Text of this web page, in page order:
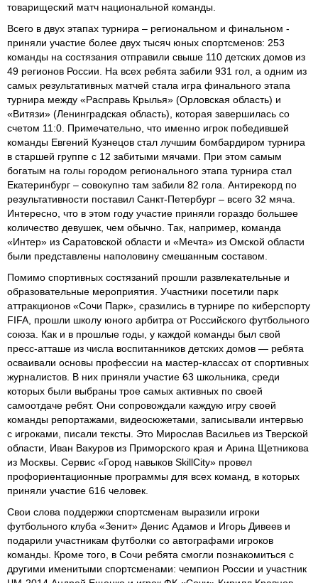
товарищеский матч национальной команды.
Всего в двух этапах турнира – региональном и финальном -
приняли участие более двух тысяч юных спортсменов: 253
команды на состязания отправили свыше 110 детских домов из
49 регионов России. На всех ребята забили 931 гол, а одним из
самых результативных матчей стала игра финального этапа
турнира между «Расправь Крылья» (Орловская область) и
«Витязи» (Ленинградская область), которая завершилась со
счетом 11:0. Примечательно, что именно игрок победившей
команды Евгений Кузнецов стал лучшим бомбардиром турнира
в старшей группе с 12 забитыми мячами. При этом самым
богатым на голы городом регионального этапа турнира стал
Екатеринбург – совокупно там забили 82 гола. Антирекорд по
результативности поставил Санкт-Петербург – всего 32 мяча.
Интересно, что в этом году участие приняли гораздо большее
количество девушек, чем обычно. Так, например, команда
«Интер» из Саратовской области и «Мечта» из Омской области
были представлены наполовину смешанным составом.
Помимо спортивных состязаний прошли развлекательные и
образовательные мероприятия. Участники посетили парк
аттракционов «Сочи Парк», сразились в турнире по киберспорту
FIFA, прошли школу юного арбитра от Российского футбольного
союза. Как и в прошлые годы, у каждой команды был свой
пресс-атташе из числа воспитанников детских домов — ребята
осваивали основы профессии на мастер-классах от спортивных
журналистов. В них приняли участие 63 школьника, среди
которых были выбраны трое самых активных по своей
самоотдаче ребят. Они сопровождали каждую игру своей
команды репортажами, видеосюжетами, записывали интервью
с игроками, писали тексты. Это Мирослав Васильев из Тверской
области, Иван Вакуров из Приморского края и Арина Щетникова
из Москвы. Сервис «Город навыков SkillCity» провел
профориентационные программы для всех команд, в которых
приняли участие 616 человек.
Свои слова поддержки спортсменам выразили игроки
футбольного клуба «Зенит» Денис Адамов и Игорь Дивеев и
подарили участникам футболки со автографами игроков
команды. Кроме того, в Сочи ребята смогли познакомиться с
другими именитыми спортсменами: чемпион России и участник